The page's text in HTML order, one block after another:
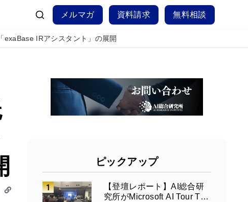
メルマガ 資料請求 無料相談
exaBase IRアシスタント」の展開
ピックアップ
【登壇レポート】AI総合研
究所がMicrosoft AI Tour Tok